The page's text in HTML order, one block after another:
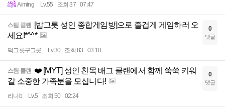
Aiming Lv.55 조회 37 07:47
스팀 클랜 [밥그릇 성인 종합게임방]으로 즐겁게 게임하러 오
세요!*^^*
덕그릇구그릇 Lv.30 조회 83 03:10
0
댓글
스팀 클랜 ❤️ [MYT] 성인 친목 배그 클랜에서 함께 쑥쑥 키워
갈 소중한 가족분을 모십니다!
리나b Lv.5 조회 50 02:24
0
댓글